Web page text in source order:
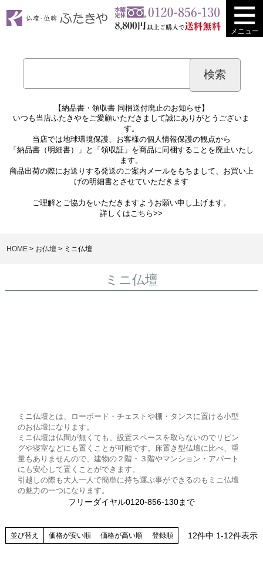
メニュー
【納品書・領収書 同梱送付廃止のお知らせ】
いつも当店ふたきやをご愛顧いただきまして誠にありがとうございま
す。
当店では地球環境保護、お客様の個人情報保護の観点から
「納品書（明細書）」と「領収証」を商品に同梱することを廃止いたし
ます。
商品出荷の際にお送りする発送のご案内メールをもちまして、お買い上
げの明細書とさせていただきます
ご理解とご協力をいただきますようお願い申し上げます。
詳しくはこちら>>
HOME お仏壇 ミニ仏壇
ミニ仏壇
ミニ仏壇とは、ローボード・チェストや棚・タンスに置ける小型
のお仏壇になります。
ミニ仏壇は仏間が無くても、設置スペースを取らないのでリビン
グや寝室などにも置くことが可能です。床置き型仏壇に比べ、重
量もありませんので、建物の２階・３階やマンション・アパート
にも安心して置くことができます。
引越しの際も大人一人で簡単に持ち運ぶ事ができるのもミニ仏壇
の魅力の一つになります。
フリーダイヤル0120-856-130まで
並び替え 価格が安い順 価格が高い順 登録順 12件中 1-12件表示